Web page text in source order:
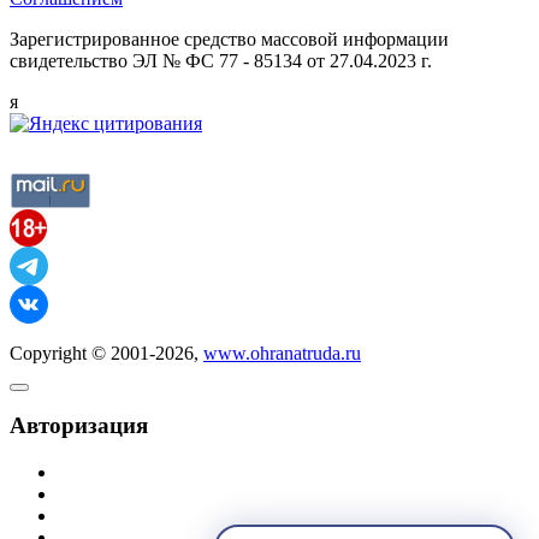
Зарегистрированное средство массовой информации
свидетельство ЭЛ № ФС 77 - 85134 от 27.04.2023 г.
я
Copyright © 2001-2026, www.ohranatruda.ru
Авторизация